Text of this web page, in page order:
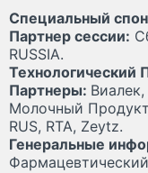
Специальный
Партнер сессии:
RUSSIA.
Технологический
Партнеры:
Молочный
RUS, RTA, Zeytz.
Генеральные